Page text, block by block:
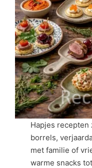
Hapjes
borrels,
met familie of
warme snacks